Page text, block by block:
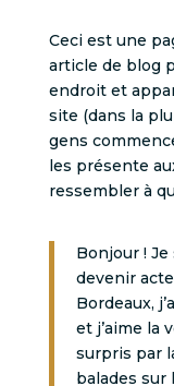
Ceci est une
article de blog
endroit et
site (dans la
gens
les présente
ressembler à
Bonjour !
devenir
Bordeaux,
et j’aime la
surpris par
balades sur